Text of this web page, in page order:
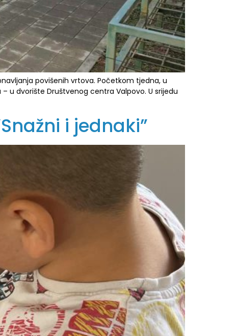
povišenih vrtova. Početkom tjedna, u
u dvorište Društvenog centra Valpovo. U srijedu
i jednaki”